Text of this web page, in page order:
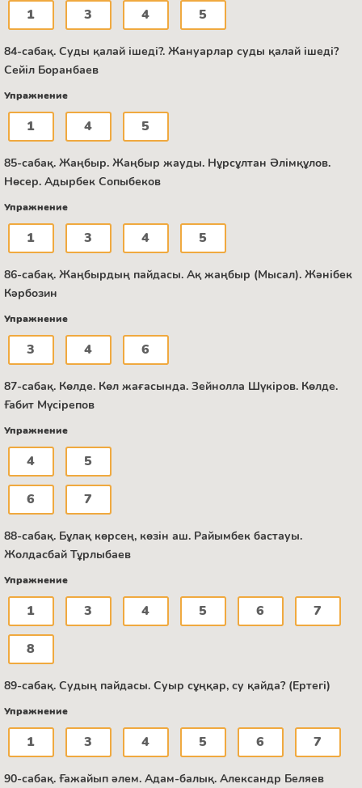
1 3 4 5
84-сабақ. Суды қалай ішеді?. Жануарлар суды қалай ішеді?
Сейіл Боранбаев
Упражнение
1 4 5
85-сабақ. Жаңбыр. Жаңбыр жауды. Нұрсұлтан Әлімқұлов.
Нөсер. Адырбек Сопыбеков
Упражнение
1 3 4 5
86-сабақ. Жаңбырдың пайдасы. Ақ жаңбыр (Мысал). Жәнібек
Кәрбозин
Упражнение
3 4 6
87-сабақ. Көлде. Көл жағасында. Зейнолла Шүкіров. Көлде.
Ғабит Мүсірепов
Упражнение
4 5
6 7
88-сабақ. Бұлақ көрсең, көзін аш. Райымбек бастауы.
Жолдасбай Тұрлыбаев
Упражнение
1 3 4 5 6 7
8
89-сабақ. Судың пайдасы. Суыр сұңқар, су қайда? (Ертегі)
Упражнение
1 3 4 5 6 7
90-сабақ. Ғажайып әлем. Адам-балық. Александр Беляев